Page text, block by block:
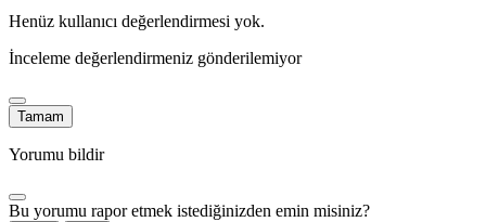
Henüz kullanıcı değerlendirmesi yok.
İnceleme değerlendirmeniz gönderilemiyor
Tamam
Yorumu bildir
Bu yorumu rapor etmek istediğinizden emin misiniz?